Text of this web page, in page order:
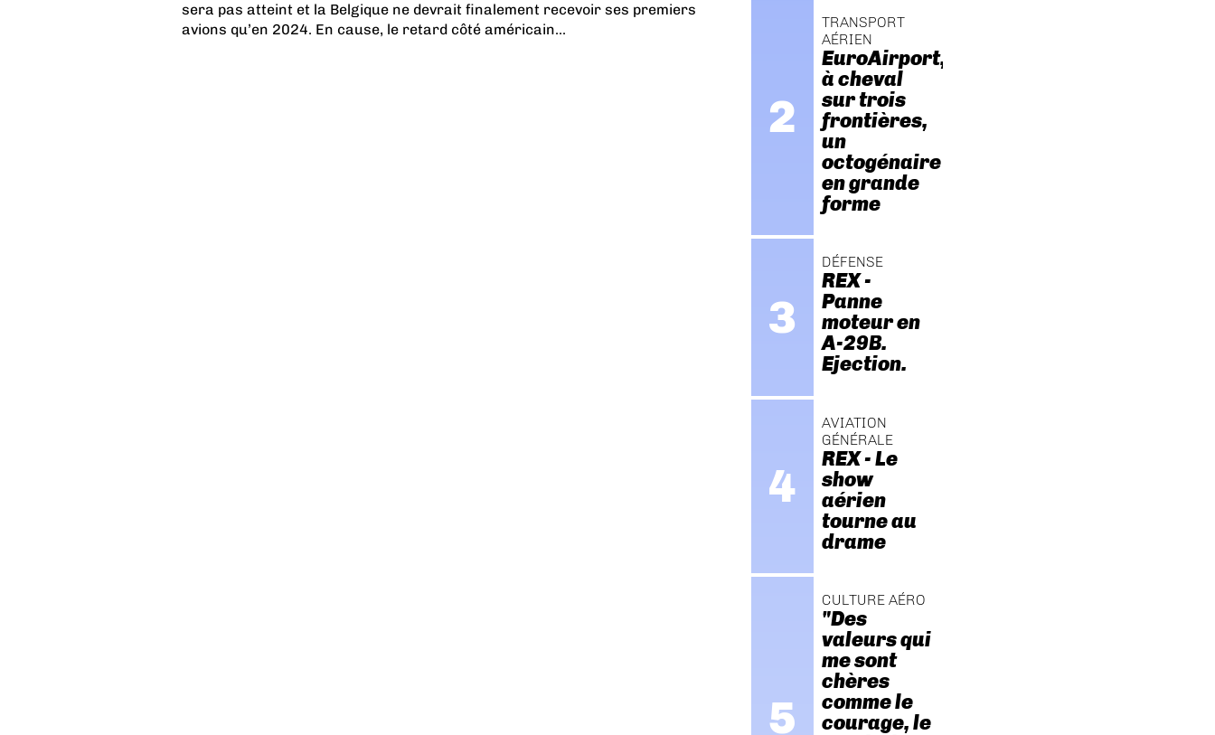
sera pas atteint et la Belgique ne devrait finalement recevoir ses premiers
avions qu’en 2024. En cause, le retard côté américain...
TRANSPORT
AÉRIEN
EuroAirport,
à cheval
sur trois
frontières,
un
octogénaire
en grande
forme
DÉFENSE
REX -
Panne
moteur en
A-29B.
Ejection.
AVIATION
GÉNÉRALE
REX - Le
show
aérien
tourne au
drame
CULTURE AÉRO
"Des
valeurs qui
me sont
chères
comme le
courage, le